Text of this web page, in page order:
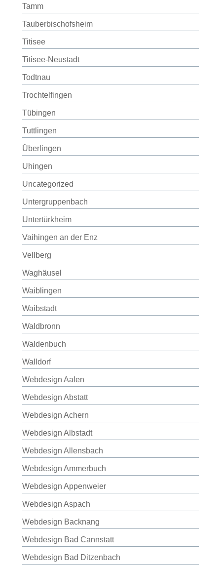
Tamm
Tauberbischofsheim
Titisee
Titisee-Neustadt
Todtnau
Trochtelfingen
Tübingen
Tuttlingen
Überlingen
Uhingen
Uncategorized
Untergruppenbach
Untertürkheim
Vaihingen an der Enz
Vellberg
Waghäusel
Waiblingen
Waibstadt
Waldbronn
Waldenbuch
Walldorf
Webdesign Aalen
Webdesign Abstatt
Webdesign Achern
Webdesign Albstadt
Webdesign Allensbach
Webdesign Ammerbuch
Webdesign Appenweier
Webdesign Aspach
Webdesign Backnang
Webdesign Bad Cannstatt
Webdesign Bad Ditzenbach